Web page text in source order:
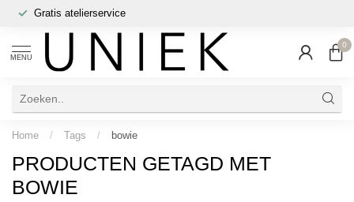
Gratis atelierservice
MENU
0
Home / Tags / bowie
PRODUCTEN GETAGD MET
BOWIE